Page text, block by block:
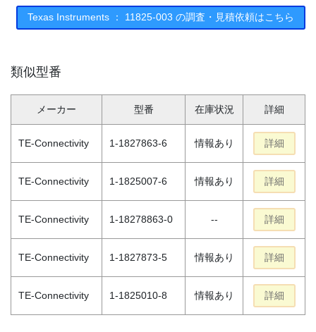
Texas Instruments ： 11825-003 の調査・見積依頼はこちら
類似型番
メーカー 型番 在庫状況 詳細
TE-Connectivity 1-1827863-6 情報あり 詳細
TE-Connectivity 1-1825007-6 情報あり 詳細
TE-Connectivity 1-18278863-0 -- 詳細
TE-Connectivity 1-1827873-5 情報あり 詳細
TE-Connectivity 1-1825010-8 情報あり 詳細